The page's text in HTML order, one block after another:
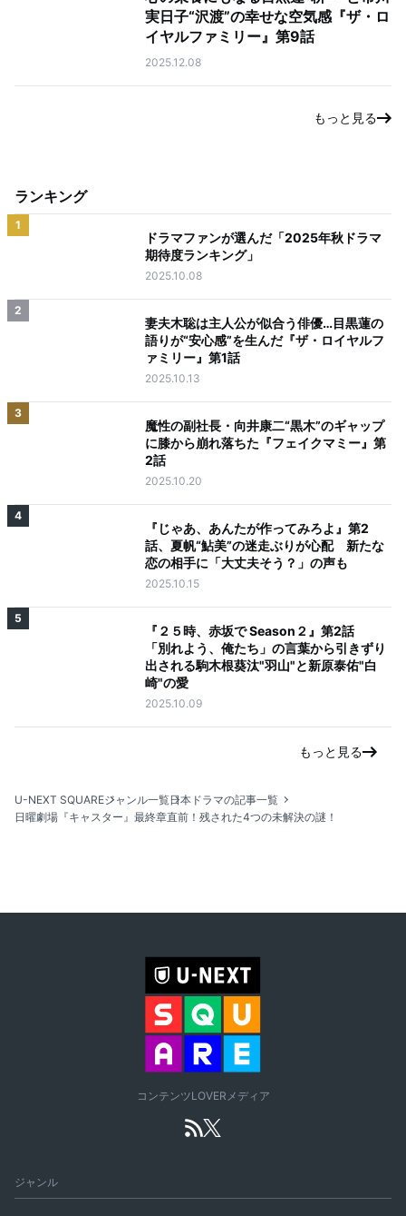
実日子“沢渡”の幸せな空気感『ザ・ロ
イヤルファミリー』第9話
2025.12.08
もっと見る
ランキング
1
ドラマファンが選んだ「2025年秋ドラマ
期待度ランキング」
2025.10.08
2
妻夫木聡は主人公が似合う俳優…目黒蓮の
語りが“安心感”を生んだ『ザ・ロイヤルフ
ァミリー』第1話
2025.10.13
3
魔性の副社長・向井康二“黒木”のギャップ
に膝から崩れ落ちた『フェイクマミー』第
2話
2025.10.20
4
『じゃあ、あんたが作ってみろよ』第2
話、夏帆“鮎美”の迷走ぶりが心配 新たな
恋の相手に「大丈夫そう？」の声も
2025.10.15
5
『２５時、赤坂で Season２』第2話
「別れよう、俺たち」の言葉から引きずり
出される駒木根葵汰"羽山"と新原泰佑"白
崎"の愛
2025.10.09
もっと見る
U-NEXT SQUAREジャンル一覧日本ドラマの記事一覧
日曜劇場『キャスター』最終章直前！残された4つの未解決の謎！
コンテンツLOVERメディア
ジャンル